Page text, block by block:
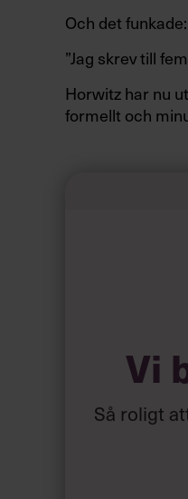
Och det funkade:
”Jag skrev till
Horwitz har nu
formellt och
Vi
Så roligt